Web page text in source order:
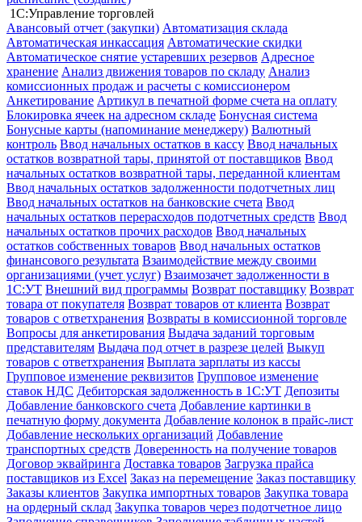
1С:Управление торговлей
Авансовый отчет (закупки) Автоматизация склада
Автоматическая инкассация Автоматические скидки
Автоматическое снятие устаревших резервов Адресное
хранение Анализ движения товаров по складу Анализ
комиссионных продаж и расчеты с комиссионером
Анкетирование Артикул в печатной форме счета на оплату
Блокировка ячеек на адресном складе Бонусная система
Бонусные карты (напоминание менеджеру) Валютный
контроль Ввод начальных остатков в кассу Ввод начальных
остатков возвратной тары, принятой от поставщиков Ввод
начальных остатков возвратной тары, переданной клиентам
Ввод начальных остатков задолженности подотчетных лиц
Ввод начальных остатков на банковские счета Ввод
начальных остатков перерасходов подотчетных средств Ввод
начальных остатков прочих расходов Ввод начальных
остатков собственных товаров Ввод начальных остатков
финансового результата Взаимодействие между своими
организациями (учет услуг) Взаимозачет задолженности в
1С:УТ Внешний вид программы Возврат поставщику Возврат
товара от покупателя Возврат товаров от клиента Возврат
товаров с ответхранения Возвраты в комиссионной торговле
Вопросы для анкетирования Выдача заданий торговым
представителям Выдача под отчет в разрезе целей Выкуп
товаров с ответхранения Выплата зарплаты из кассы
Групповое изменение реквизитов Групповое изменение
ставок НДС Дебиторская задолженность в 1С:УТ Депозиты
Добавление банковского счета Добавление картинки в
печатную форму документа Добавление колонок в прайс-лист
Добавление нескольких организаций Добавление
транспортных средств Доверенность на получение товаров
Договор эквайринга Доставка товаров Загрузка прайса
поставщиков из Excel Заказ на перемещение Заказ поставщику
Заказы клиентов Закупка импортных товаров Закупка товара
на ордерный склад Закупка товаров через подотчетное лицо